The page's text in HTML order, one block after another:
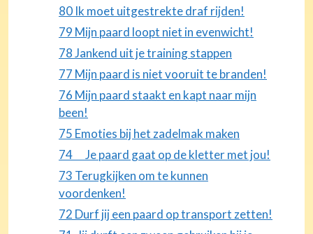
80 Ik moet uitgestrekte draf rijden!
79 Mijn paard loopt niet in evenwicht!
78 Jankend uit je training stappen
77 Mijn paard is niet vooruit te branden!
76 Mijn paard staakt en kapt naar mijn
been!
75 Emoties bij het zadelmak maken
74 Je paard gaat op de kletter met jou!
73 Terugkijken om te kunnen
voordenken!
72 Durf jij een paard op transport zetten!